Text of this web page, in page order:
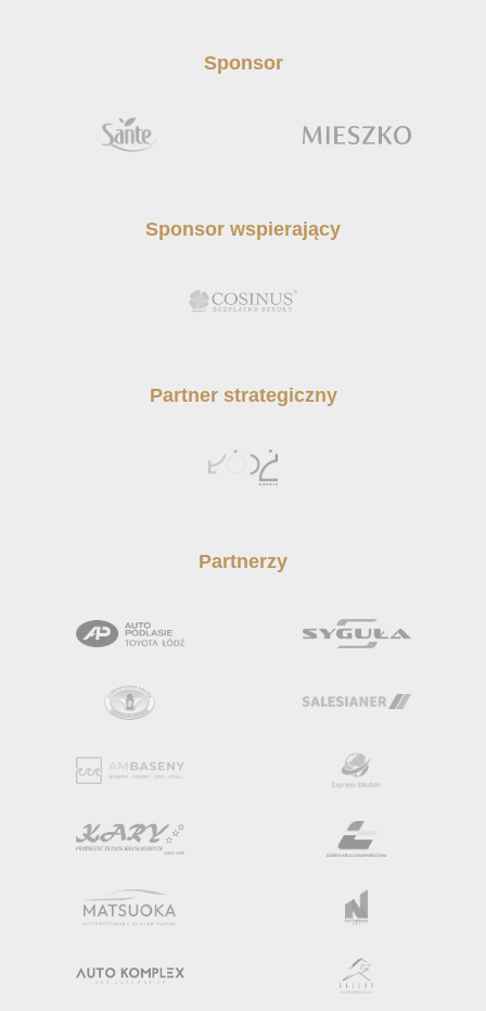
Sponsor
Sponsor wspierający
Partner strategiczny
Partnerzy